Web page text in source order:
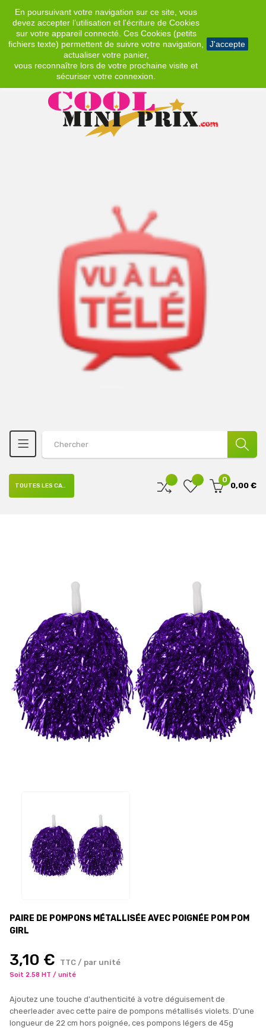
En poursuivant votre navigation sur ce site, vous
devez accepter l’utilisation et l'écriture de Cookies
sur votre appareil connecté. Ces Cookies (petits
fichiers texte) permettent de suivre votre navigation,
actualiser votre panier,
vous reconnaître lors de votre prochaine visite et
sécuriser votre connexion.
J'accepte
EUR
0
0,00 €
TOUTES LES CATÉGORIES
PAIRE DE POMPONS MÉTALLISÉE AVEC POIGNÉE POM POM
GIRL
3,10 € TTC / par unité
Soit 2.58 HT / unité
Ajoutez une touche d'authenticité à votre déguisement de
cheerleader avec cette paire de pompons métallisés violets. D'une
longueur de 22 cm hors poignée, ces pompons légers de 45g